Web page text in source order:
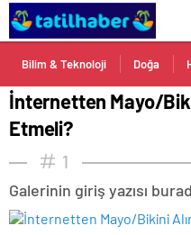
Bilim & Teknoloji Doğa
İnternetten Mayo/
Etmeli?
1
Galerinin giriş yazısı